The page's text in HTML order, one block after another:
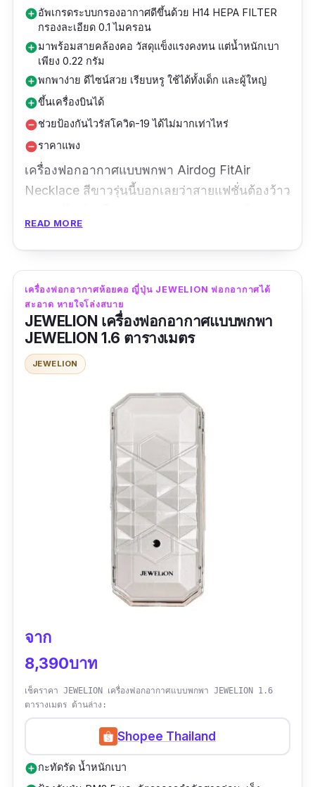
add_circleอัพเกรดระบบกรองอากาศดีขึ้นด้วย H14 HEPA FILTER
กรองละเอียด 0.1 ไมครอน
add_circleมาพร้อมสายคล้องคอ วัสดุแข็งแรงคงทน แต่น้ำหนักเบา
เพียง 0.22 กรัม
add_circleพกพาง่าย ดีไซน์สวย เรียบหรู ใช้ได้ทั้งเด็ก และผู้ใหญ่
add_circleขึ้นเครื่องบินได้
remove_circleช่วยป้องกันไวรัสโควิด-19 ได้ไม่มากเท่าไหร่
remove_circleราคาแพง
เครื่องฟอกอากาศแบบพกพา Airdog FitAir
Necklace สีขาวรุ่นนี้บอกเลยว่าสายแฟชั่นต้องว้าว
เหมือนพกที่ฟอกอากาศ แถมดีไซน์สวย เรียบหรู ดูดี
สุด ๆ เลยค่ะ ให้ลุคดูมีสไตล์แถมมีเกราะป้องกันตัว
ตลอดเวลา กรองอากาศได้สะอาดกว่าเดิมด้วย
HEPA H14 เกรดดีที่สุด ปลอดภัยมาตรฐานสูง
กรองฝุ่น pm 2.5 กรองเชื้อโรค แบคทีเรีย ละเอียด
0.1ไมครอน พกพาง่าย ใช้ได้ทั้งเด็ก และผู้ใหญ่
แถมพกพาขึ้นเครื่องบินได้ด้วย ให้คุณเดินทางแบบ
ปลอดภัยขั้นสุดเลยทีเดียว ราคาแพงแต่มาพร้อมกับ
คุณภาพที่สูง ประสิทธิภาพยอดเยี่ยม ชอบก็จัดจะ
ประหยัดไปทำไม จริงมั้ยคะ!
เรียบ ดูดี เหมาะกับทั้งผู้หญิงและผู้ชายค่ะ
ขนาดเล็กกระทัดรัด น้ำหนักเบามาก
READ MORE
เครื่องฟอกอากาศห้อยคอ ญี่ปุ่น JEWELION ฟอกอากาศได้
สะอาด หายใจโล่งสบาย
JEWELION เครื่องฟอกอากาศแบบพกพา
JEWELION 1.6 ตารางเมตร
JEWELION
จาก
8,390บาท
เช็คราคา JEWELION เครื่องฟอกอากาศแบบพกพา JEWELION 1.6
ตารางเมตร ด้านล่าง:
Shopee Thailand
add_circleกะทัดรัด น้ำหนักเบา